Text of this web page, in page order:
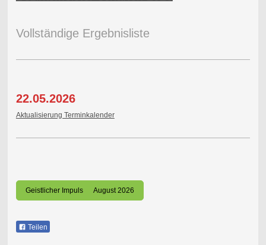
Vollständige Ergebnisliste
22.05.2026
Aktualisierung Terminkalender
Geistlicher Impuls August 2026
Teilen